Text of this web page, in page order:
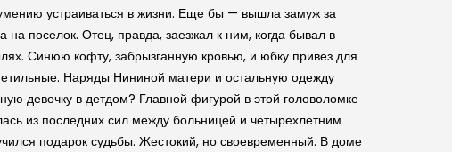
устраиваться в жизни. Еще бы — вышла замуж за
поселок. Отец, правда, заезжал к ним, когда бывал в
Синюю кофту, забрызганную кровью, и юбку привез для
Наряды Нининой матери и остальную одежду
девочку в детдом? Главной фигурой в этой головоломке
из последних сил между больницей и четырехлетним
подарок судьбы. Жестокий, но своевременный. В доме